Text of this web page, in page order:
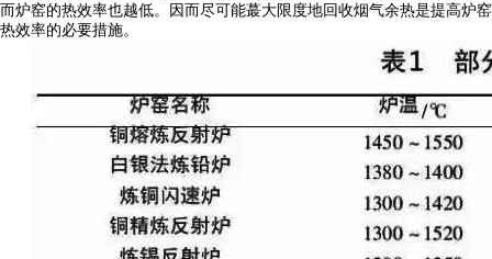
而炉窑的热效率也越低。因而尽可能蕞大限度地回收烟气余热是提高炉窑
热效率的必要措施。